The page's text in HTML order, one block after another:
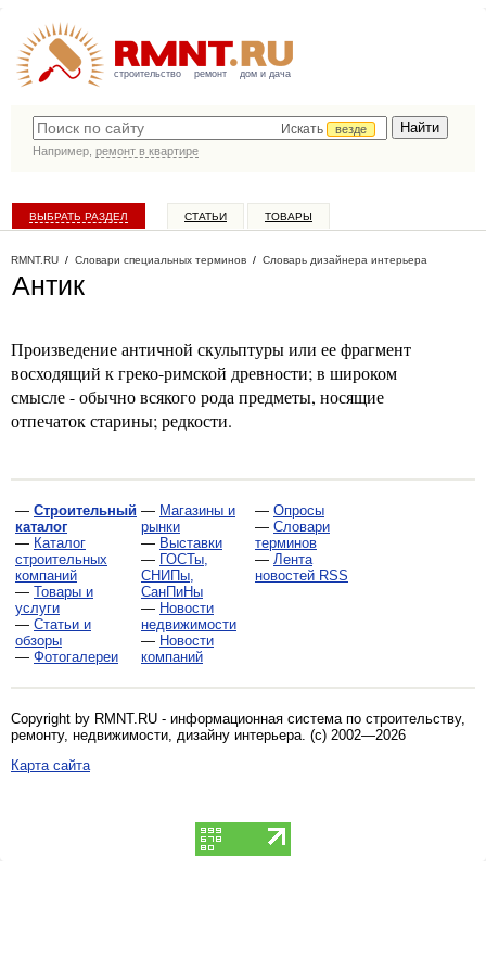
строительство ремонт дом и дача
Искать
везде
Например, ремонт в квартире
ВЫБРАТЬ РАЗДЕЛ СТАТЬИ ТОВАРЫ
RMNT.RU / Словари специальных терминов / Словарь дизайнера интерьера
Антик
Произведение античной скульптуры или ее фрагмент
восходящий к греко-римской древности; в широком
смысле - обычно всякого рода предметы, носящие
отпечаток старины; редкости.
— Строительный
каталог
— Каталог
строительных
компаний
— Товары и
услуги
— Статьи и
обзоры
— Фотогалереи
— Магазины и
рынки
— Выставки
— ГОСТы,
СНИПы,
СанПиНы
— Новости
недвижимости
— Новости
компаний
— Опросы
— Словари
терминов
— Лента
новостей RSS
Copyright by RMNT.RU - информационная система по строительству,
ремонту, недвижимости, дизайну интерьера. (c) 2002—2026
Карта сайта